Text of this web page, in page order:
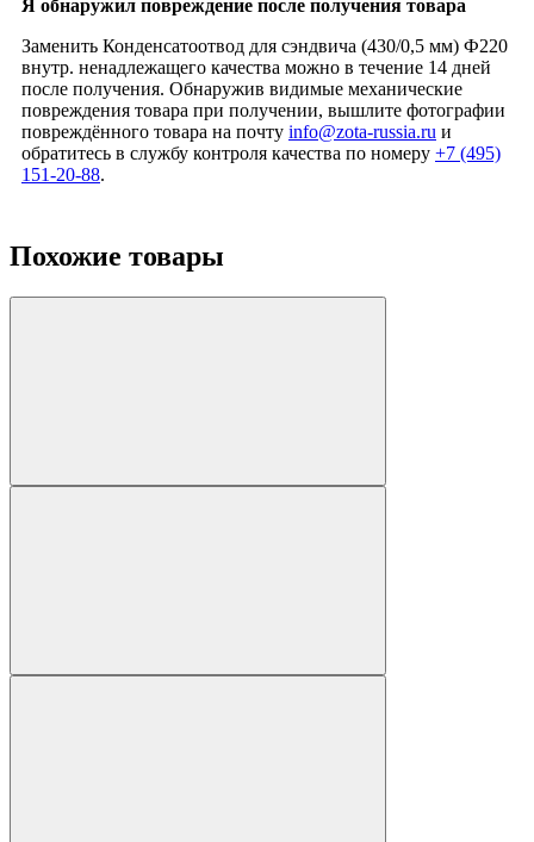
Я обнаружил повреждение после получения товара
Заменить Конденсатоотвод для сэндвича (430/0,5 мм) Ф220
внутр. ненадлежащего качества можно в течение 14 дней
после получения. Обнаружив видимые механические
повреждения товара при получении, вышлите фотографии
повреждённого товара на почту info@zota-russia.ru и
обратитесь в службу контроля качества по номеру +7 (495)
151-20-88.
Похожие товары